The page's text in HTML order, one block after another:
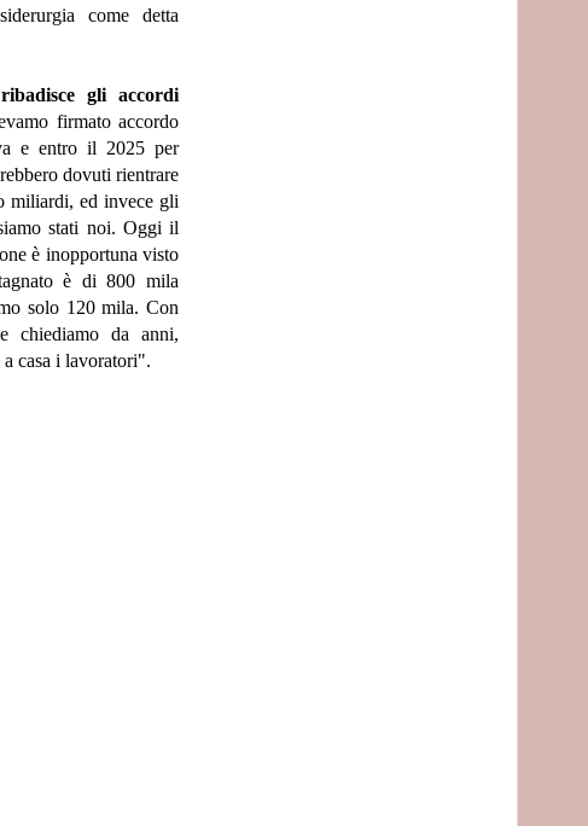
come detta
gli accordi
firmato accordo
e entro il 2025 per
dovuti rientrare
miliardi, ed invece gli
stati noi. Oggi il
è inopportuna visto
è di 800 mila
solo 120 mila. Con
chiediamo da anni,
a casa i lavoratori".